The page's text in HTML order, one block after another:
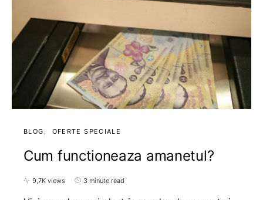
BLOG OFERTE SPECIALE
Cum functioneaza amanetul?
9,7K views 3 minute read